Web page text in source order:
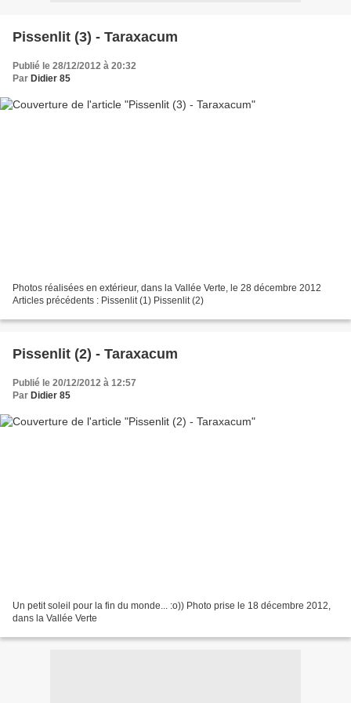
Pissenlit (3) - Taraxacum
Publié le 28/12/2012 à 20:32
Par Didier 85
Photos réalisées en extérieur, dans la Vallée Verte, le 28 décembre 2012
Articles précédents : Pissenlit (1) Pissenlit (2)
Pissenlit (2) - Taraxacum
Publié le 20/12/2012 à 12:57
Par Didier 85
Un petit soleil pour la fin du monde... :o)) Photo prise le 18 décembre 2012,
dans la Vallée Verte